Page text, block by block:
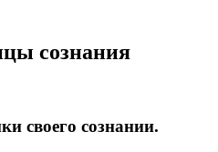
сознания
своего сознании.